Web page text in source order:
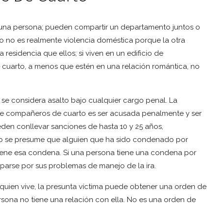
persona; pueden compartir un departamento juntos o
no es realmente violencia doméstica porque la otra
residencia que ellos; si viven en un edificio de
a menos que estén en una relación romántica, no
considera asalto bajo cualquier cargo penal. La
de cuarto es ser acusada penalmente y ser
conllevar sanciones de hasta 10 y 25 años,
presume que alguien que ha sido condenado por
esa condena. Si una persona tiene una condena por
por sus problemas de manejo de la ira.
vive, la presunta víctima puede obtener una orden de
no tiene una relación con ella. No es una orden de